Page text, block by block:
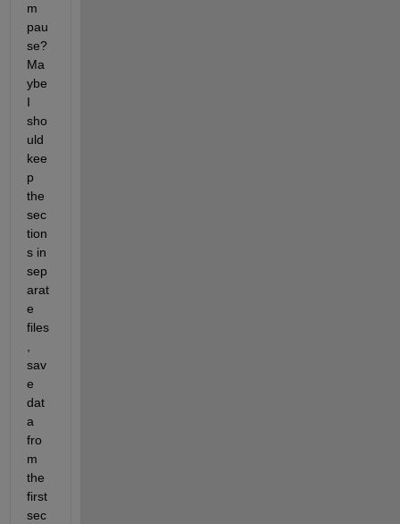
m
pau
se?
Ma
ybe
I
sho
uld
kee
p
the
sec
tion
s in
sep
arat
e
files
sav
e
dat
a
fro
m
the
first
sec